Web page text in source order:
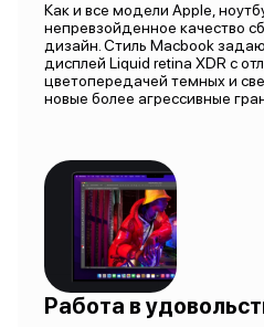
Как и все модели Apple,
непревзойденное качество
дизайн. Стиль Macbook
дисплей Liquid retina XDR с
цветопередачей темных и
новые более агрессивные
Работа в